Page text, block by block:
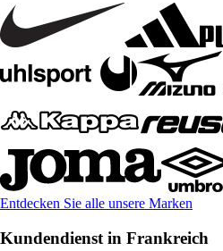
Entdecken Sie alle unsere Marken
Kundendienst in Frankreich